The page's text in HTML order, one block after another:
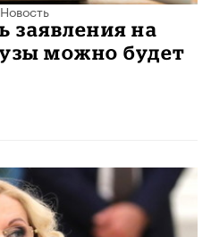
Новость
заявления на
можно будет